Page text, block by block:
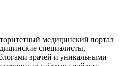
медицинский портал
специалисты,
врачей и уникальными